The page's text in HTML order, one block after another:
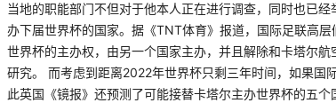
当地的职能部门不但对于他本人正在进行调查，同时也已
办下届世界杯的国家。据《TNT体育》报道，国际足联高
世界杯的主办权，由另一个国家主办，并且解除和卡塔尔
研究。 而考虑到距离2022年世界杯只剩三年时间，如果国
此英国《镜报》还预测了可能接替卡塔尔主办世界杯的五